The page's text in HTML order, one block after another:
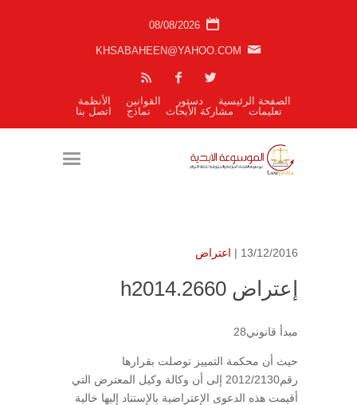
08/08/2026
KHSABAHEEN@YAHOO.COM
الصفحة الرئيسية دستور القوانين
الأنظمة
تعليمات
مشاركة الأبحاث نماذج اتصل بنا
13/12/2016 | اعتراض
إعتراض h2014.2660
مبدأ قانوني28
حيث أن محكمة التمييز توصلت بقرارها
رقم2012/2130 إلى أن وكالة وكيل المعترض التي
أقيمت هذه الدعوى الإعتراضية بالإستناد إليها خالية